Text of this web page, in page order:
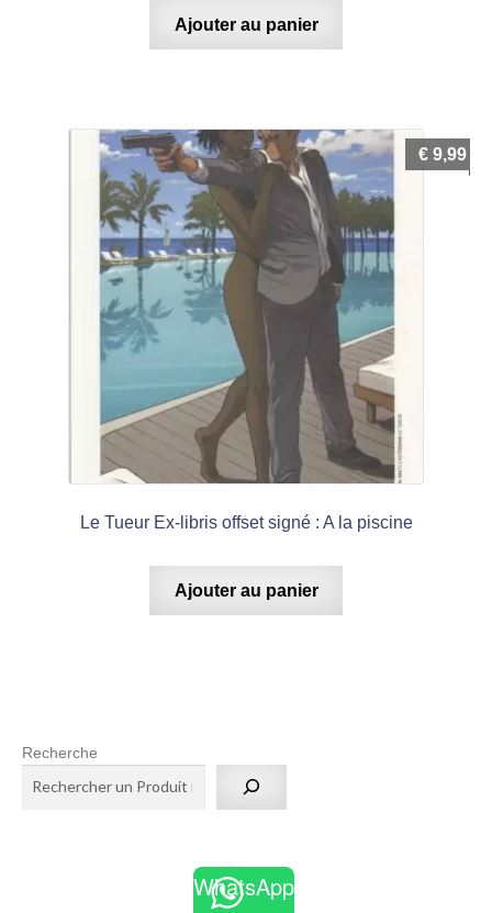
Ajouter au panier
Le Tueur Ex-libris offset signé : A la piscine
€ 9,99
Ajouter au panier
Recherche
WhatsApp